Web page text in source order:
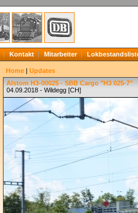
Kontakt Mitarbeiter
Home | Updates
Alstom H3-00025 - SBB Cargo "H3 025-7"
04.09.2018 - Wildegg [CH]